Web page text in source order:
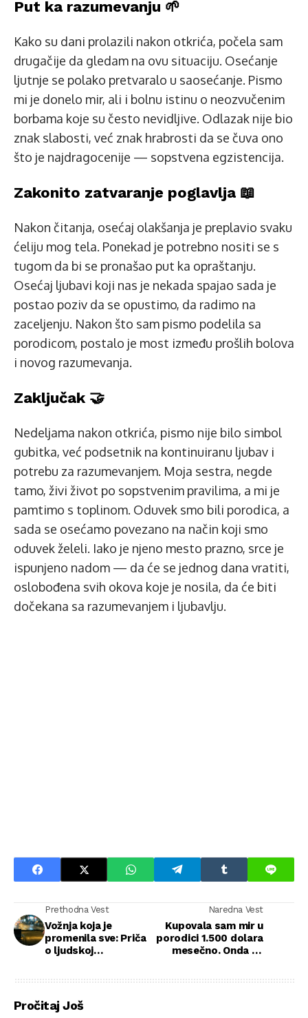
Put ka razumevanju 🌱
Kako su dani prolazili nakon otkrića, počela sam
drugačije da gledam na ovu situaciju. Osećanje
ljutnje se polako pretvaralo u saosećanje. Pismo
mi je donelo mir, ali i bolnu istinu o neozvučenim
borbama koje su često nevidljive. Odlazak nije bio
znak slabosti, već znak hrabrosti da se čuva ono
što je najdragocenije — sopstvena egzistencija.
Zakonito zatvaranje poglavlja 📖
Nakon čitanja, osećaj olakšanja je preplavio svaku
ćeliju mog tela. Ponekad je potrebno nositi se s
tugom da bi se pronašao put ka opraštanju.
Osećaj ljubavi koji nas je nekada spajao sada je
postao poziv da se opustimo, da radimo na
zaceljenju. Nakon što sam pismo podelila sa
porodicom, postalo je most između prošlih bolova
i novog razumevanja.
Zaključak 🤝
Nedeljama nakon otkrića, pismo nije bilo simbol
gubitka, već podsetnik na kontinuiranu ljubav i
potrebu za razumevanjem. Moja sestra, negde
tamo, živi život po sopstvenim pravilima, a mi je
pamtimo s toplinom. Oduvek smo bili porodica, a
sada se osećamo povezano na način koji smo
oduvek želeli. Iako je njeno mesto prazno, srce je
ispunjeno nadom — da će se jednog dana vratiti,
oslobođena svih okova koje je nosila, da će biti
dočekana sa razumevanjem i ljubavlju.
Prethodna Vest
Vožnja koja je
promenila sve: Priča
o ljudskoj
Naredna Vest
Kupovala sam mir u
porodici 1.500 dolara
mesečno. Onda su
Pročitaj Još